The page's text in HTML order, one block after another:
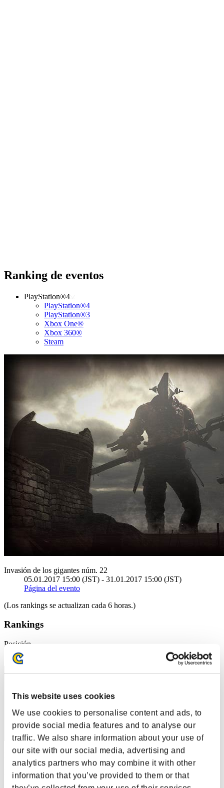
This website uses cookies
We use cookies to personalise content and ads, to
provide social media features and to analyse our
traffic. We also share information about your use of
our site with our social media, advertising and
analytics partners who may combine it with other
information that you’ve provided to them or that
Ranking de eventos
PlayStation®4
PlayStation®4
PlayStation®3
Xbox One®
Xbox 360®
Steam
Invasión de los gigantes núm. 22
05.01.2017 15:00 (JST) - 31.01.2017 15:00 (JST)
Página del evento
(Los rankings se actualizan cada 6 horas.)
Rankings
Posición
Puntos: -
Posición
12